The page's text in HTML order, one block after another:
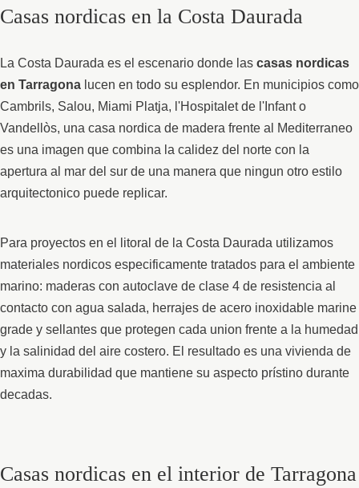
Casas nordicas en la Costa Daurada
La Costa Daurada es el escenario donde las casas nordicas
en Tarragona lucen en todo su esplendor. En municipios como
Cambrils, Salou, Miami Platja, l'Hospitalet de l'Infant o
Vandellòs, una casa nordica de madera frente al Mediterraneo
es una imagen que combina la calidez del norte con la
apertura al mar del sur de una manera que ningun otro estilo
arquitectonico puede replicar.
Para proyectos en el litoral de la Costa Daurada utilizamos
materiales nordicos especificamente tratados para el ambiente
marino: maderas con autoclave de clase 4 de resistencia al
contacto con agua salada, herrajes de acero inoxidable marine
grade y sellantes que protegen cada union frente a la humedad
y la salinidad del aire costero. El resultado es una vivienda de
maxima durabilidad que mantiene su aspecto prístino durante
decadas.
Casas nordicas en el interior de Tarragona